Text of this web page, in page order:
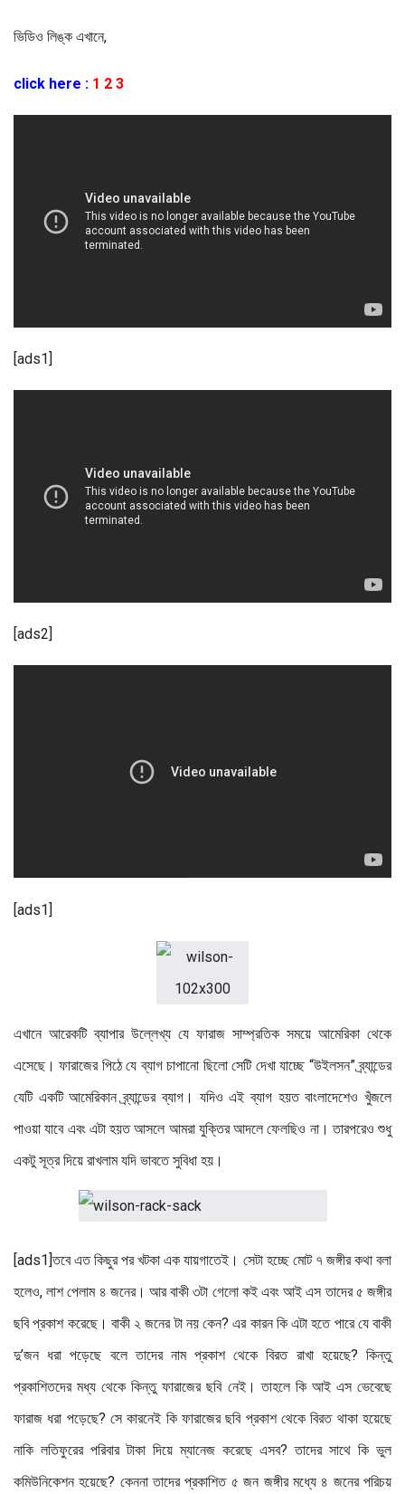
ভিডিও লিঙ্ক এখানে,
click here : 1 2 3
[ads1]
[ads2]
[ads1]
এখানে আরেকটি ব্যাপার উল্লেখ্য যে ফারাজ সাম্প্রতিক সময়ে আমেরিকা থেকে
এসেছে। ফারাজের পিঠে যে ব্যাগ চাপানো ছিলো সেটি দেখা যাচ্ছে “উইলসন” ব্র্যান্ডের
যেটি একটি আমেরিকান ব্র্যান্ডের ব্যাগ। যদিও এই ব্যাগ হয়ত বাংলাদেশেও খুঁজলে
পাওয়া যাবে এবং এটা হয়ত আসলে আমরা যুক্তির আদলে ফেলছিও না। তারপরেও শুধু
একটু সূত্র দিয়ে রাখলাম যদি ভাবতে সুবিধা হয়।
[ads1]তবে এত কিছুর পর খটকা এক যায়গাতেই। সেটা হচ্ছে মোট ৭ জঙ্গীর কথা বলা
হলেও, লাশ পেলাম ৪ জনের। আর বাকী ৩টা গেলো কই এবং আই এস তাদের ৫ জঙ্গীর
ছবি প্রকাশ করেছে। বাকী ২ জনের টা নয় কেন? এর কারন কি এটা হতে পারে যে বাকী
দু’জন ধরা পড়েছে বলে তাদের নাম প্রকাশ থেকে বিরত রাখা হয়েছে? কিন্তু
প্রকাশিতদের মধ্য থেকে কিন্তু ফারাজের ছবি নেই। তাহলে কি আই এস ভেবেছে
ফারাজ ধরা পড়েছে? সে কারনেই কি ফারাজের ছবি প্রকাশ থেকে বিরত থাকা হয়েছে
নাকি লতিফুরের পরিবার টাকা দিয়ে ম্যানেজ করেছে এসব? তাদের সাথে কি ভুল
কমিউনিকেশন হয়েছে? কেননা তাদের প্রকাশিত ৫ জন জঙ্গীর মধ্যে ৪ জনের পরিচয়